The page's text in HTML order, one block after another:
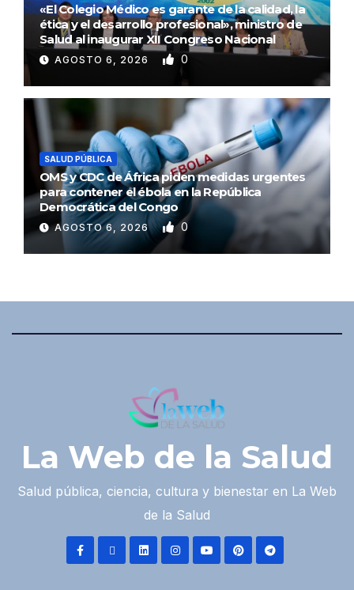
«El Colegio Médico es garante de la calidad, la
ética y el desarrollo profesional», ministro de
Salud al inaugurar XII Congreso Nacional
AGOSTO 6, 2026 0
SALUD PÚBLICA
OMS y CDC de África piden medidas urgentes
para contener el ébola en la República
Democrática del Congo
AGOSTO 6, 2026 0
La Web de la Salud
Salud pública, ciencia, cultura y bienestar en La Web
de la Salud